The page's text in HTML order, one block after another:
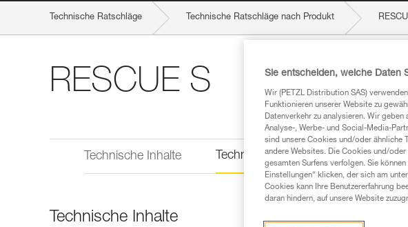
Technische Ratschläge Technische Ratschläge nach Produkt
RESCUE S
Technische Inhalte Technische Informationen
Technische Inhalte
Sie entscheiden, welche Daten
Wir (PETZL Distribution SAS)
Funktionieren unserer Website zu
Datenverkehr zu analysieren. Wir
Analyse-, Werbe- und Social-Media-
sind unsere Cookies und/oder ähnliche
andere Websites. Die Cookies und/
gesamten Surfens verfolgen. Sie
Einstellungen“ klicken, der sich am
Cookies kann Ihre Benutzererfahrung
daran hindern, auf unsere Website